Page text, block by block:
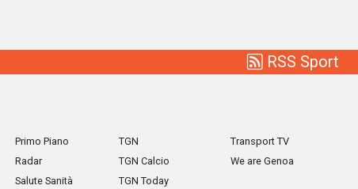
RSS Sport
Primo Piano
Radar
Salute Sanità
TGN
TGN Calcio
TGN Today
Transport TV
We are Genoa